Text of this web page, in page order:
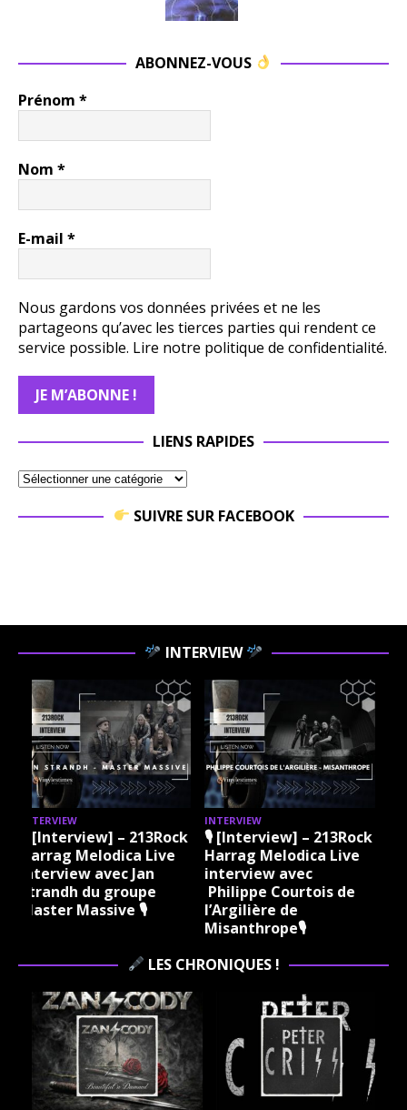
ABONNEZ-VOUS
Prénom *
Nom *
E-mail *
Nous gardons vos données privées et ne les
partageons qu’avec les tierces parties qui rendent ce
service possible. Lire notre politique de confidentialité.
LIENS RAPIDES
SUIVRE SUR FACEBOOK
INTERVIEW
INTERVIEW
🎙 [Interview] – 213Rock
Harrag Melodica Live
interview avec Jan
Strandh du groupe
Master Massive 🎙
INTERVIEW
🎙 [Interview] – 213Rock
Harrag Melodica Live
interview avec
Philippe Courtois de
l’Argilière de
Misanthrope🎙
LES CHRONIQUES !